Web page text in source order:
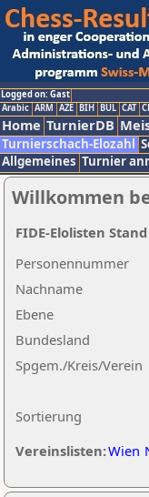
Logged on: Gast
Arabic ARM AZE BIH BUL CAT
Home TurnierDB
Turnierschach-Elozahl
Allgemeines Turnier
Willkommen
Nachname
Ebene
Sortierung
Personennummer
Bundesland
Spgem./Kreis/Verein
Vereinslisten:Wien
FIDE-Elolisten Stand